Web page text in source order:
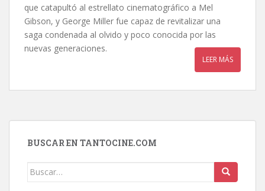
que catapultó al estrellato cinematográfico a Mel
Gibson, y George Miller fue capaz de revitalizar una
saga condenada al olvido y poco conocida por las
nuevas generaciones.
LEER MÁS
BUSCAR EN TANTOCINE.COM
Buscar: